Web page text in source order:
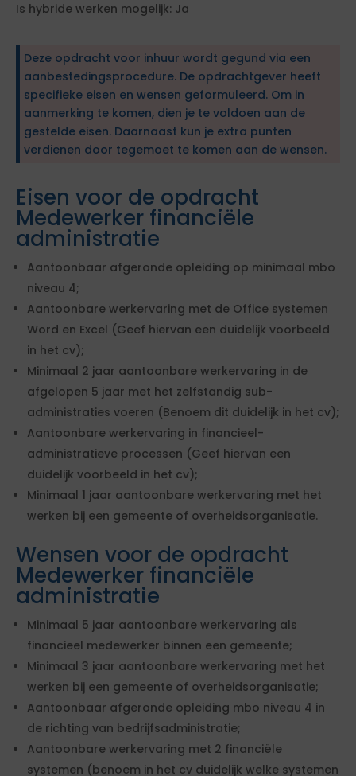
Is hybride werken mogelijk: Ja
Deze opdracht voor inhuur wordt gegund via een
aanbestedingsprocedure. De opdrachtgever heeft
specifieke eisen en wensen geformuleerd. Om in
aanmerking te komen, dien je te voldoen aan de
gestelde eisen. Daarnaast kun je extra punten
verdienen door tegemoet te komen aan de wensen.
Eisen voor de opdracht
Medewerker financiële
administratie
Aantoonbaar afgeronde opleiding op minimaal mbo
niveau 4;
Aantoonbare werkervaring met de Office systemen
Word en Excel (Geef hiervan een duidelijk voorbeeld
in het cv);
Minimaal 2 jaar aantoonbare werkervaring in de
afgelopen 5 jaar met het zelfstandig sub-
administraties voeren (Benoem dit duidelijk in het cv);
Aantoonbare werkervaring in financieel-
administratieve processen (Geef hiervan een
duidelijk voorbeeld in het cv);
Minimaal 1 jaar aantoonbare werkervaring met het
werken bij een gemeente of overheidsorganisatie.
Wensen voor de opdracht
Medewerker financiële
administratie
Minimaal 5 jaar aantoonbare werkervaring als
financieel medewerker binnen een gemeente;
Minimaal 3 jaar aantoonbare werkervaring met het
werken bij een gemeente of overheidsorganisatie;
Aantoonbaar afgeronde opleiding mbo niveau 4 in
de richting van bedrijfsadministratie;
Aantoonbare werkervaring met 2 financiële
systemen (benoem in het cv duidelijk welke systemen